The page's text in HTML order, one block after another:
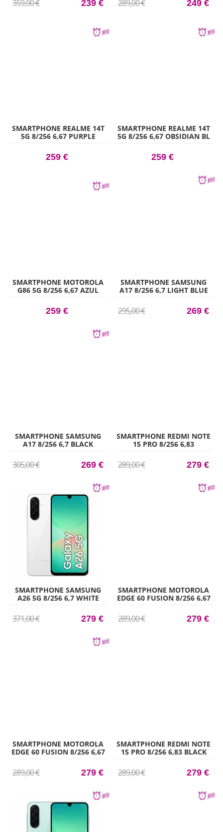
359,00 € 239 € 289,00 € 249 €
SMARTPHONE REALME 14T
5G 8/256 6,67 PURPLE
259 €
SMARTPHONE REALME 14T
5G 8/256 6,67 OBSIDIAN BL
259 €
SMARTPHONE MOTOROLA
G86 5G 8/256 6,67 AZUL
259 €
SMARTPHONE SAMSUNG
A17 8/256 6,7 LIGHT BLUE
295,00 € 269 €
SMARTPHONE SAMSUNG
A17 8/256 6,7 BLACK
305,00 € 269 €
SMARTPHONE REDMI NOTE
15 PRO 8/256 6,83
289,00 € 279 €
SMARTPHONE SAMSUNG
A26 5G 8/256 6,7 WHITE
371,00 € 279 €
SMARTPHONE MOTOROLA
EDGE 60 FUSION 8/256 6,67
289,00 € 279 €
SMARTPHONE MOTOROLA
EDGE 60 FUSION 8/256 6,67
289,00 € 279 €
SMARTPHONE REDMI NOTE
15 PRO 8/256 6,83 BLACK
289,00 € 279 €